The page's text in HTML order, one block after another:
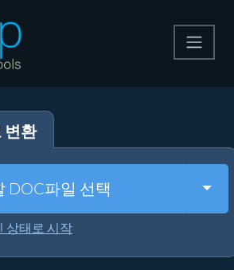
변환
DOC파일 선택
상태로 시작